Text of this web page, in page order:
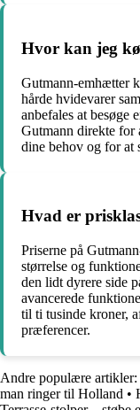
Hvor kan jeg
Gutmann-emhætter
hårde hvidevarer
anbefales at besøge
Gutmann direkte for
dine behov og for at
Hvad er
Priserne på
størrelse og
den lidt dyrere side
avancerede
til ti tusinde kroner,
præferencer.
Andre populære artikler:
man ringer til Holland •